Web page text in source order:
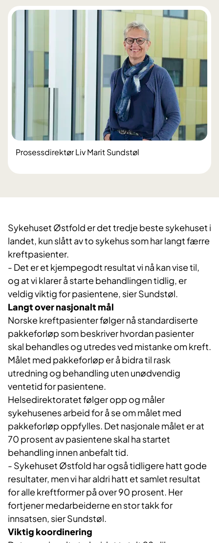
Prosessdirektør Liv Marit Sundstøl
​Sykehuset Østfold er det tredje beste sykehuset i
landet, kun slått av to sykehus som har langt færre
kreftpasienter.
- Det er et kjempegodt resultat vi nå kan vise til,
og at vi klarer å starte behandlingen tidlig, er
veldig viktig for pasientene, sier Sundstøl.
Langt over nasjonalt mål
Norske kreftpasienter følger nå standardiserte
pakkeforløp som beskriver hvordan pasienter
skal behandles og utredes ved mistanke om kreft.
Målet med pakkeforløp er å bidra til rask
utredning og behandling uten unødvendig
ventetid for pasientene.
Helsedirektoratet følger opp og måler
sykehusenes arbeid for å se om målet med
pakkeforløp oppfylles. Det nasjonale målet er at
70 prosent av pasientene skal ha startet
behandling innen anbefalt tid.
- Sykehuset Østfold har også tidligere hatt gode
resultater, men vi har aldri hatt et samlet resultat
for alle kreftformer på over 90 prosent. Her
fortjener medarbeiderne en stor takk for
innsatsen, sier Sundstøl.
Viktig koordinering